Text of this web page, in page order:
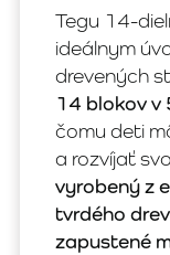
Tegu 14-
ideálnym
drevených
14 blokov v
čomu deti
a rozvíjať
vyrobený z
tvrdého
zapustené